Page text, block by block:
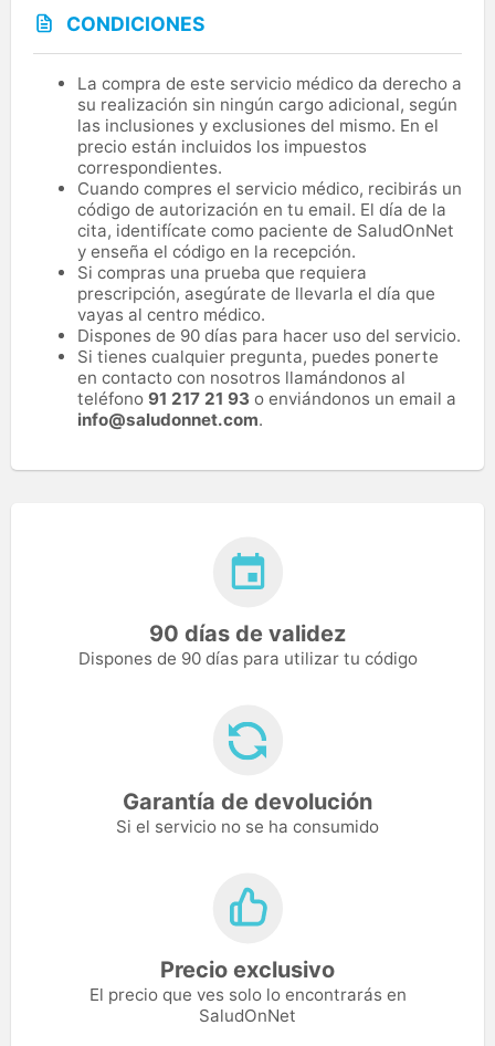
CONDICIONES
La compra de este servicio médico da derecho a
su realización sin ningún cargo adicional, según
las inclusiones y exclusiones del mismo. En el
precio están incluidos los impuestos
correspondientes.
Cuando compres el servicio médico, recibirás un
código de autorización en tu email. El día de la
cita, identifícate como paciente de SaludOnNet
y enseña el código en la recepción.
Si compras una prueba que requiera
prescripción, asegúrate de llevarla el día que
vayas al centro médico.
Dispones de 90 días para hacer uso del servicio.
Si tienes cualquier pregunta, puedes ponerte
en contacto con nosotros llamándonos al
teléfono 91 217 21 93 o enviándonos un email a
info@saludonnet.com.
90 días de validez
Dispones de 90 días para utilizar tu código
Garantía de devolución
Si el servicio no se ha consumido
Precio exclusivo
El precio que ves solo lo encontrarás en
SaludOnNet